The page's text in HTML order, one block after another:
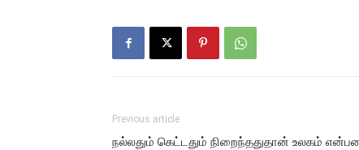
Previous article
நல்லதும் கெட்டதும் நிறைந்ததுதான் உலகம்